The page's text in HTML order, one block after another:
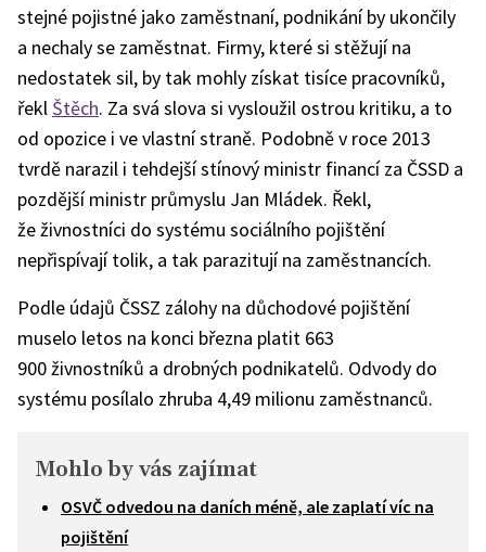
stejné pojistné jako zaměstnaní, podnikání by ukončily
a nechaly se zaměstnat. Firmy, které si stěžují na
nedostatek sil, by tak mohly získat tisíce pracovníků,
řekl Štěch. Za svá slova si vysloužil ostrou kritiku, a to
od opozice i ve vlastní straně. Podobně v roce 2013
tvrdě narazil i tehdejší stínový ministr financí za ČSSD a
pozdější ministr průmyslu Jan Mládek. Řekl,
že živnostníci do systému sociálního pojištění
nepřispívají tolik, a tak parazitují na zaměstnancích.
Podle údajů ČSSZ zálohy na důchodové pojištění
muselo letos na konci března platit 663
900 živnostníků a drobných podnikatelů. Odvody do
systému posílalo zhruba 4,49 milionu zaměstnanců.
Mohlo by vás zajímat
OSVČ odvedou na daních méně, ale zaplatí víc na
pojištění